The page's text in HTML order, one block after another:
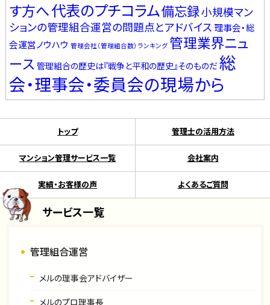
す方へ代表のプチコラム備忘録小規模マン
ションの管理組合運営の問題点とアドバイス 理事会・総
会運営ノウハウ 管理会社（管理組合数）ランキング 管理業界ニュ
ース 管理組合の歴史は『戦争と平和の歴史』そのものだ総
会・理事会・委員会の現場から
トップ 管理士の活用方法
マンション管理サービス一覧 会社案内
実績・お客様の声 よくあるご質問
サービス一覧
管理組合運営
メルの理事会アドバイザー
メルのプロ理事長